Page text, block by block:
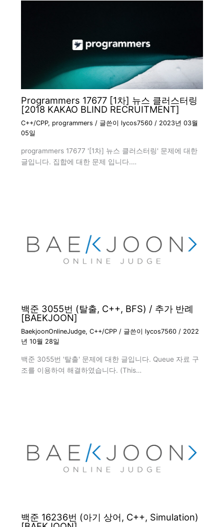
Programmers 17677 [1차] 뉴스 클러스터링
[2018 KAKAO BLIND RECRUITMENT]
C++/CPP, programmers / 글쓴이 lycos7560 / 2023년 03월
05일
programmers 17677 '[1차] 뉴스 클러스터링' 문제에 대한
글입니다. 집합에 대한 문제 입니다.…
백준 3055번 (탈출, C++, BFS) / 추가 반례
[BAEKJOON]
BaekjoonOnlineJudge, C++/CPP/ 글쓴이 lycos7560 / 2022
년 10월 28일
백준 3055번 '탈출' 문제에 대한 글입니다. Queue 자료 구
조를 이용하여 해결하였습니다. (This…
백준 16236번 (아기 상어, C++, Simulation)